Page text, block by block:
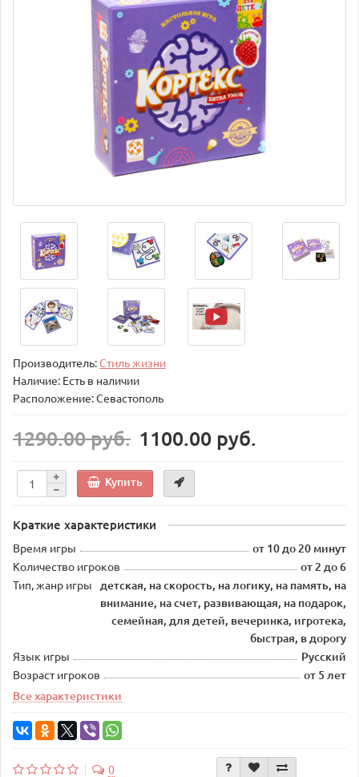
Производитель: Стиль жизни
Наличие: Есть в наличии
Расположение: Севастополь
1290.00 руб. 1100.00 руб.
Купить
Краткие характеристики
Время игры от 10 до 20 минут
Количество игроков от 2 до 6
Тип, жанр игры
детская, на скорость, на логику, на память, на
внимание, на счет, развивающая, на подарок,
семейная, для детей, вечеринка, игротека,
быстрая, в дорогу
Язык игры Русский
Возраст игроков
от 5 лет
Все характеристики
0